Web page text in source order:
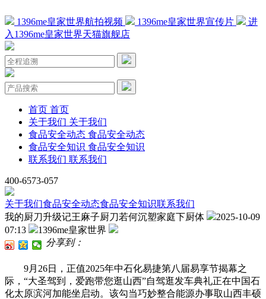
1396me皇家世界航拍视频 1396me皇家世界宣传片
进
入1396me皇家世界天猫旗舰店
首页 首页
关于我们 关于我们
食品安全动态 食品安全动态
食品安全知识 食品安全知识
联系我们 联系我们
400-6573-057
关于我们食品安全动态食品安全知识联系我们
我的厨刀升级记王麻子厨刀若何沉塑家庭下厨体
2025-10-09
07:13
1396me皇家世界
分享到：
9月26日，正值2025年中石化易捷第八届易享节揭幕之
际，“大圣驾到，爱跑带您逛山西”自驾逛发车典礼正在中国石
化太原滨河加能坐启动。该勾当巧妙整合能源办事取山西丰硕